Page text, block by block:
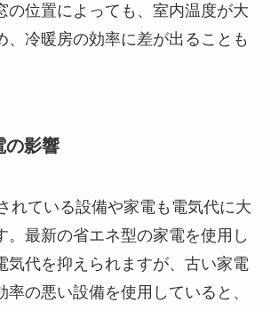
の位置によっても、室内温度が大
、冷暖房の効率に差が出ることも
の影響
れている設備や家電も電気代に大
。最新の省エネ型の家電を使用し
気代を抑えられますが、古い家電
率の悪い設備を使用していると、